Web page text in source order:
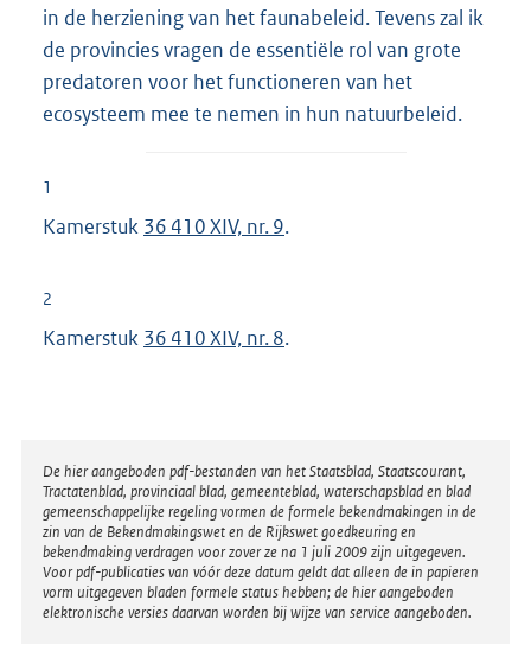
in de herziening van het faunabeleid. Tevens zal ik
de provincies vragen de essentiële rol van grote
predatoren voor het functioneren van het
ecosysteem mee te nemen in hun natuurbeleid.
1
Kamerstuk 36 410 XIV, nr. 9.
2
Kamerstuk 36 410 XIV, nr. 8.
Disclaimer
De hier aangeboden pdf-bestanden van het Staatsblad, Staatscourant,
Tractatenblad, provinciaal blad, gemeenteblad, waterschapsblad en blad
gemeenschappelijke regeling vormen de formele bekendmakingen in de
zin van de Bekendmakingswet en de Rijkswet goedkeuring en
bekendmaking verdragen voor zover ze na 1 juli 2009 zijn uitgegeven.
Voor pdf-publicaties van vóór deze datum geldt dat alleen de in papieren
vorm uitgegeven bladen formele status hebben; de hier aangeboden
elektronische versies daarvan worden bij wijze van service aangeboden.